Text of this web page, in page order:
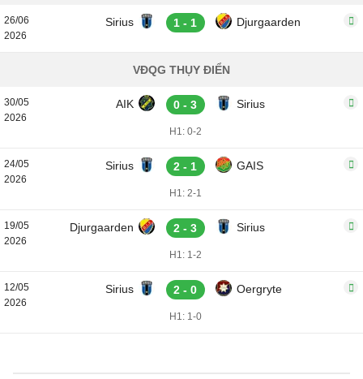
26/06
2026
Sirius 1 - 1 Djurgaarden
VĐQG THỤY ĐIỂN
30/05
2026
AIK 0 - 3 Sirius
H1: 0-2
24/05
2026
Sirius 2 - 1 GAIS
H1: 2-1
19/05
2026
Djurgaarden 2 - 3 Sirius
H1: 1-2
12/05
2026
Sirius 2 - 0 Oergryte
H1: 1-0